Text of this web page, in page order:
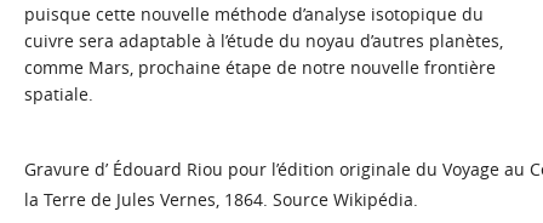
puisque cette nouvelle méthode d’analyse isotopique du
cuivre sera adaptable à l’étude du noyau d’autres planètes,
comme Mars, prochaine étape de notre nouvelle frontière
spatiale.
Gravure d’ Édouard Riou pour l’édition originale du Voyage au
la Terre de Jules Vernes, 1864. Source Wikipédia.